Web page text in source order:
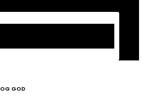
OG GOD